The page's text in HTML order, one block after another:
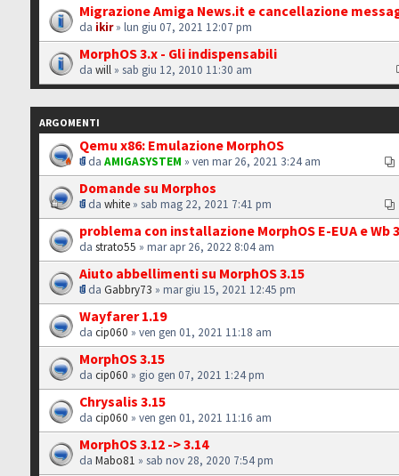
Migrazione Amiga News.it e cancellazione
da ikir» lun giu 07, 2021 12:07 pm
MorphOS 3.x - Gli indispensabili
dawill » sab giu 12, 2010 11:30 am
ARGOMENTI
Qemu x86: Emulazione MorphOS
daAMIGASYSTEM » ven mar 26, 2021 3:24 am
Domande su Morphos
dawhite » sab mag 22, 2021 7:41 pm
problema con installazione MorphOS E-EUA e Wb
dastrato55 » mar apr 26, 2022 8:04 am
Aiuto abbellimenti su MorphOS 3.15
daGabbry73 » mar giu 15, 2021 12:45 pm
Wayfarer 1.19
dacip060 » ven gen 01, 2021 11:18 am
MorphOS 3.15
dacip060 » gio gen 07, 2021 1:24 pm
Chrysalis 3.15
dacip060 » ven gen 01, 2021 11:16 am
MorphOS 3.12 -> 3.14
daMabo81 » sab nov 28, 2020 7:54 pm